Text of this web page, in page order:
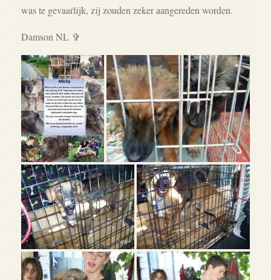
was te gevaarlijk, zij zouden zeker aangereden worden.
Damson NL ✞